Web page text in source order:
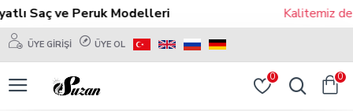
Saç ve Peruk Modelleri Kalitemiz
ÜYE GIRIŞI ÜYE OL
0 0